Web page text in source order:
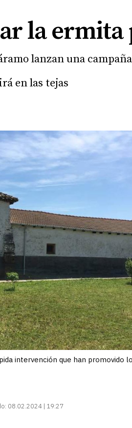
la ermita
lanzan una
en las tejas
intervención que han promovido
08.02.2024 | 19:27